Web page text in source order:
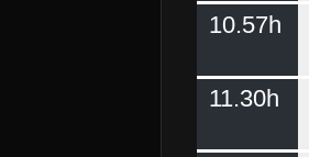
10.57h
11.30h